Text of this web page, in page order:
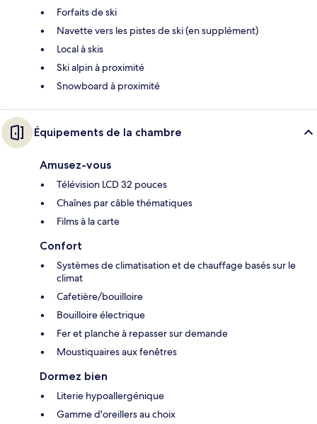
Forfaits de ski
Navette vers les pistes de ski (en supplément)
Local à skis
Ski alpin à proximité
Snowboard à proximité
Équipements de la chambre
Amusez-vous
Télévision LCD 32 pouces
Chaînes par câble thématiques
Films à la carte
Confort
Systèmes de climatisation et de chauffage basés sur le
climat
Cafetière/bouilloire
Bouilloire électrique
Fer et planche à repasser sur demande
Moustiquaires aux fenêtres
Dormez bien
Literie hypoallergénique
Gamme d'oreillers au choix